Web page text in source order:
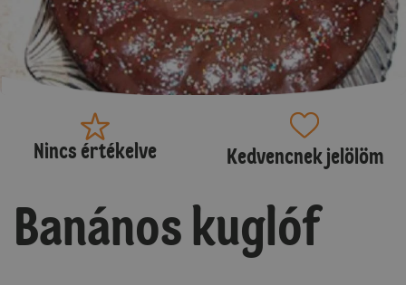
Nincs értékelve Kedvencnek jelölöm
Banános kuglóf